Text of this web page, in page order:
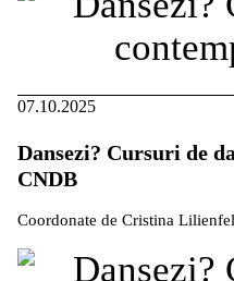
07.10.2025
Dansezi? Cursuri de
CNDB
Coordonate de Cristina